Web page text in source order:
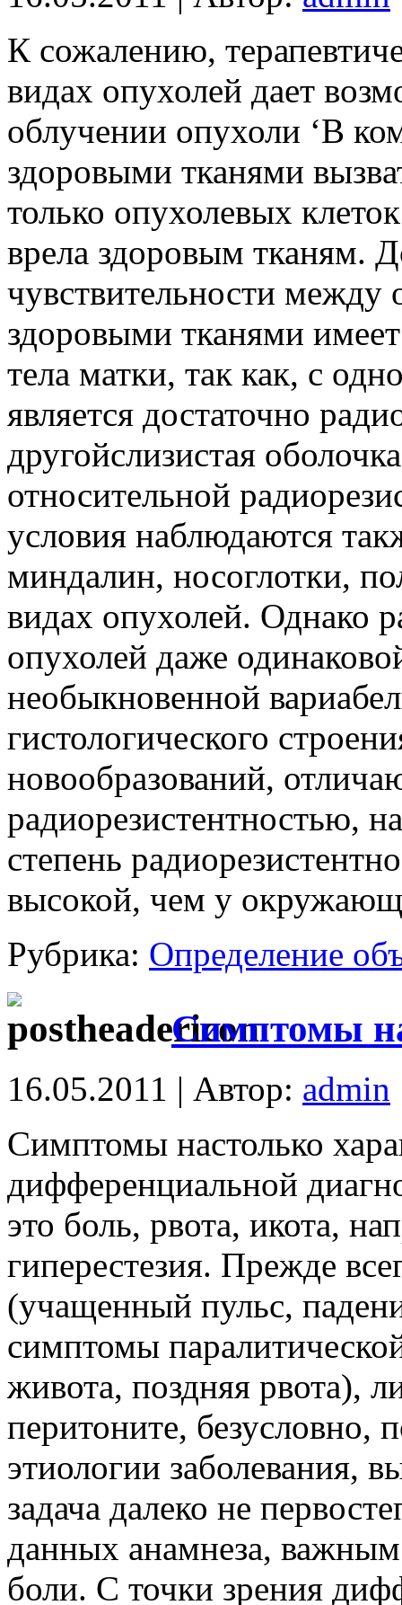
К сожалению,
видах опухолей дает
облучении опухоли ‘В
здоровыми тканями
только опухолевых
врела здоровым тканям.
чувствительности
здоровыми тканями
тела матки, так как, с
является достаточно
другойслизистая
относительной
условия наблюдаются
миндалин, носоглотки,
видах опухолей. Однако
опухолей даже
необыкновенной
гистологического
новообразований,
радиорезистентностью,
степень
высокой, чем у
Рубрика: Определение
Симптомы
16.05.2011 | Автор: admin
Симптомы настолько
дифференциальной
это боль, рвота, икота,
гиперестезия. Прежде
(учащенный пульс,
симптомы
живота, поздняя рвота),
перитоните, безусловно,
этиологии заболевания,
задача далеко не
данных анамнеза, важным
боли. С точки зрения